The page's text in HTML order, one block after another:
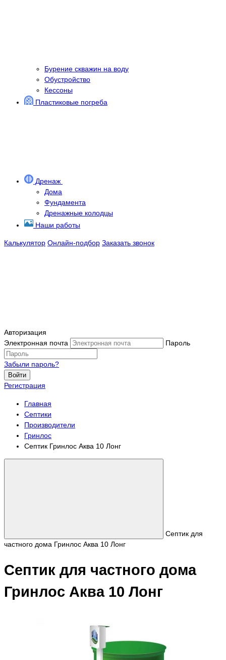
Бурение скважин на воду
Обустройство
Кессоны
Пластиковые погреба
Дренаж
Дома
Фундамента
Дренажные колодцы
Наши работы
Калькулятор Онлайн-подбор Заказать звонок
Авторизация
Электронная почта
Пароль
Забыли пароль?
Войти
Регистрация
Главная
Септики
Производители
Гринлос
Септик Гринлос Аква 10 Лонг
Септик для
частного дома Гринлос Аква 10 Лонг
Септик для частного дома
Гринлос Аква 10 Лонг